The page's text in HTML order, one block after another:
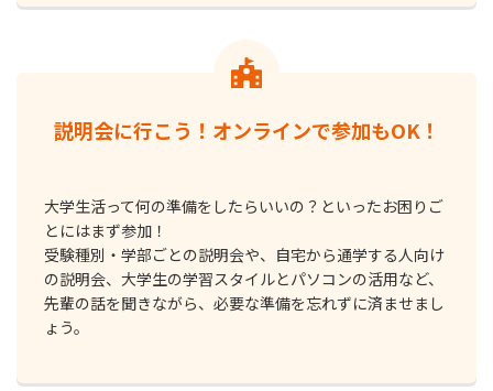
説明会に⾏こう！オンラインで参加もOK！
⼤学⽣活って何の準備をしたらいいの？といったお困りご
とにはまず参加！
受験種別・学部ごとの説明会や、⾃宅から通学する⼈向け
の説明会、大学生の学習スタイルとパソコンの活用など、
先輩の話を聞きながら、必要な準備を忘れずに済ませまし
ょう。